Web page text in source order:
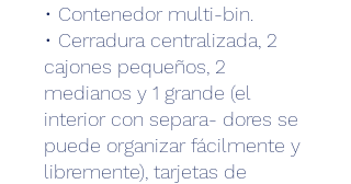
• Contenedor multi-bin.
• Cerradura centralizada, 2
cajones pequeños, 2
medianos y 1 grande (el
interior con separa- dores se
puede organizar fácilmente y
libremente), tarjetas de